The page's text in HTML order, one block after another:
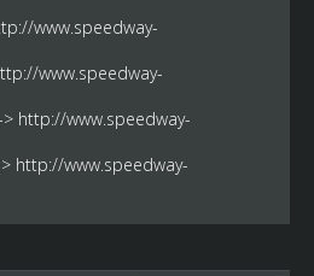
www.speedway-
www.speedway-
http://www.speedway-
http://www.speedway-